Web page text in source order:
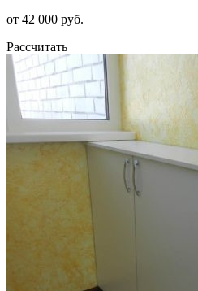
от 42 000 руб.
Рассчитать